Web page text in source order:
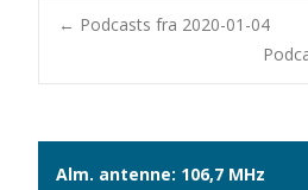
Post
← Podcasts fra 2020-01-04
Alm. antenne: 106,7 MHz